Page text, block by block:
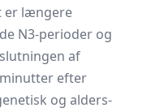
er længere
N3-perioder og
af
efter
og alders­